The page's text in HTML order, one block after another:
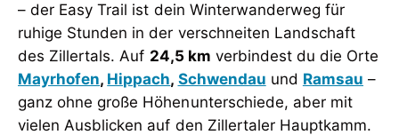
– der Easy Trail ist dein Winterwanderweg für
ruhige Stunden in der verschneiten Landschaft
des Zillertals. Auf 24,5 km verbindest du die Orte
Mayrhofen, Hippach, Schwendau und Ramsau –
ganz ohne große Höhenunterschiede, aber mit
vielen Ausblicken auf den Zillertaler Hauptkamm.